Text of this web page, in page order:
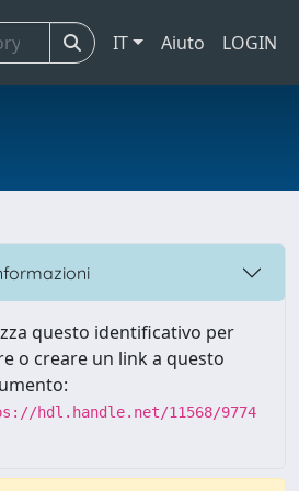
IT Aiuto LOGIN
questo identificativo per
o creare un link a questo
hdl.handle.net/11568/9774